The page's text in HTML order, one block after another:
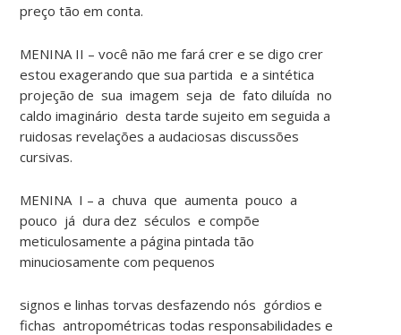
preço tão em conta.
MENINA II – você não me fará crer e se digo crer
estou exagerando que sua partida e a sintética
projeção de sua imagem seja de fato diluída no
caldo imaginário desta tarde sujeito em seguida a
ruidosas revelações a audaciosas discussões
cursivas.
MENINA I – a chuva que aumenta pouco a
pouco já dura dez séculos e compõe
meticulosamente a página pintada tão
minuciosamente com pequenos
signos e linhas torvas desfazendo nós górdios e
fichas antropométricas todas responsabilidades e